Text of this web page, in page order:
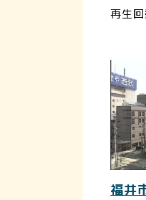
再生
福井